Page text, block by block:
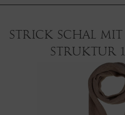
Strick Schal
Struktur